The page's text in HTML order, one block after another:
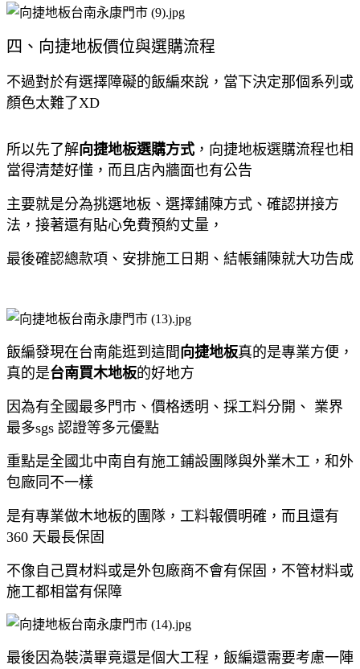
四、向捷地板價位與選購流程
不過對於有選擇障礙的飯編來說，當下決定那個系列或
顏色太難了XD
所以先了解向捷地板選購方式，向捷地板選購流程也相
當得清楚好懂，而且店內牆面也有公告
主要就是分為挑選地板、選擇鋪陳方式、確認拼接方
法，接著還有貼心免費預約丈量，
最後確認總款項、安排施工日期、結帳鋪陳就大功告成
飯編發現在台南能逛到這間向捷地板真的是專業方便，
真的是台南買木地板的好地方
因為有全國最多門市、價格透明、採工料分開、 業界
最多sgs 認證等多元優點
重點是全國北中南自有施工鋪設團隊與外業木工，和外
包廠同不一樣
是有專業做木地板的團隊，工料報價明確，而且還有
360 天最長保固
不像自己買材料或是外包廠商不會有保固，不管材料或
施工都相當有保障
最後因為裝潢畢竟還是個大工程，飯編還需要考慮一陣